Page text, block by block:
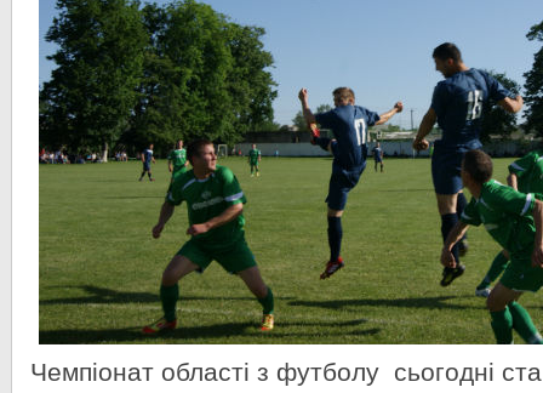
Чемпіонат області з футболу сьогодні